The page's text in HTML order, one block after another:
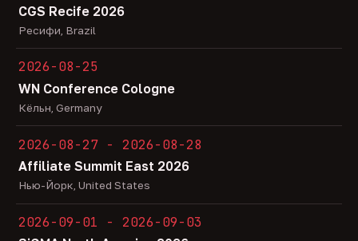
CGS Recife 2026
Ресифи, Brazil
2026-08-25
WN Conference Cologne
Кёльн, Germany
2026-08-27 - 2026-08-28
Affiliate Summit East 2026
Нью-Йорк, United States
2026-09-01 - 2026-09-03